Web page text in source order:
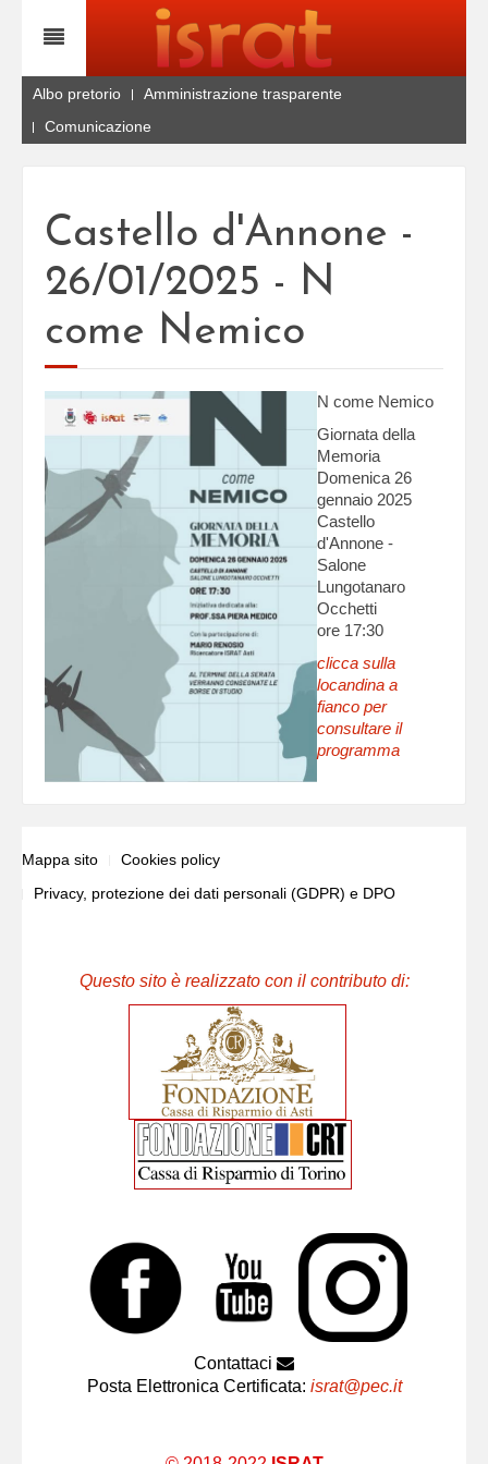
Albo pretorio
Amministrazione trasparente
Comunicazione
Castello d'Annone -
26/01/2025 - N
come Nemico
N come Nemico
Giornata della
Memoria
Domenica 26
gennaio 2025
Castello
d'Annone -
Salone
Lungotanaro
Occhetti
ore 17:30
clicca sulla
locandina a
fianco per
consultare il
programma
Mappa sito
Cookies policy
Privacy, protezione dei dati personali (GDPR) e DPO
Questo sito è realizzato con il contributo di:
Contattaci
Posta Elettronica Certificata: israt@pec.it